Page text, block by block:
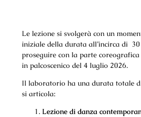
Le lezione si svolgerà con un
iniziale della durata all’incirca di 30
proseguire con la parte coreografica
in palcoscenico del 4 luglio 2026.
Il laboratorio ha una durata totale
si articola:
Lezione di danza